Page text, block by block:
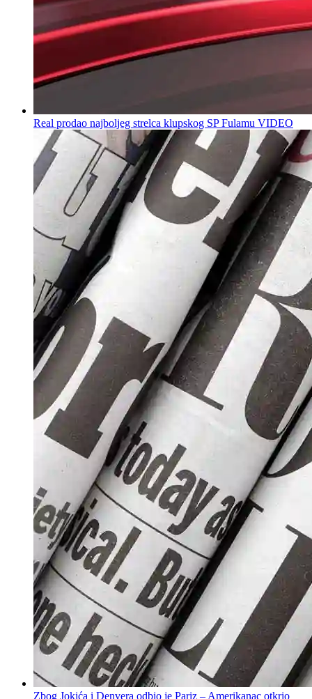
Real prodao najboljeg strelca klupskog SP Fulamu VIDEO
Zbog Jokića i Denvera odbio je Pariz – Amerikanac otkrio